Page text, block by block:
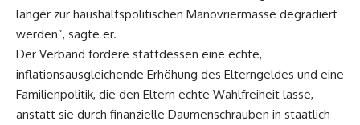
länger zur haushaltspolitischen Manövriermasse degradiert
werden”, sagte er.
Der Verband fordere stattdessen eine echte,
inflationsausgleichende Erhöhung des Elterngeldes und eine
Familienpolitik, die den Eltern echte Wahlfreiheit lasse,
anstatt sie durch finanzielle Daumenschrauben in staatlich